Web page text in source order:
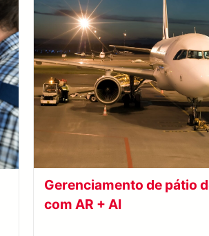
Gerenciamento de pátio
com AR + AI